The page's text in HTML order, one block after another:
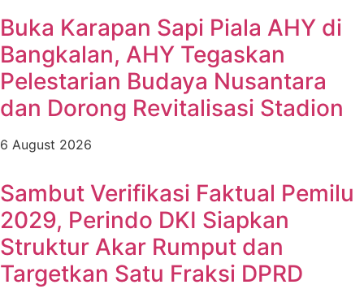
Buka Karapan Sapi Piala AHY di
Bangkalan, AHY Tegaskan
Pelestarian Budaya Nusantara
dan Dorong Revitalisasi Stadion
6 August 2026
Sambut Verifikasi Faktual Pemilu
2029, Perindo DKI Siapkan
Struktur Akar Rumput dan
Targetkan Satu Fraksi DPRD